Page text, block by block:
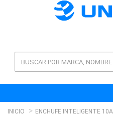
INICIO ENCHUFE INTELIGENTE